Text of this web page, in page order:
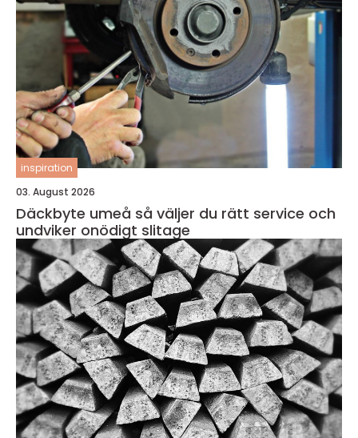
inspiration
03. August 2026
Däckbyte umeå så väljer du rätt service och
undviker onödigt slitage